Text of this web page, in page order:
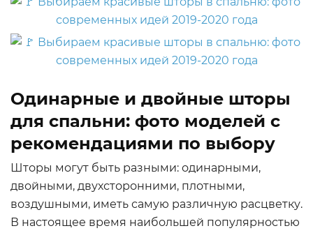
Одинарные и двойные шторы
для спальни: фото моделей с
рекомендациями по выбору
Шторы могут быть разными: одинарными,
двойными, двухсторонними, плотными,
воздушными, иметь самую различную расцветку.
В настоящее время наибольшей популярностью